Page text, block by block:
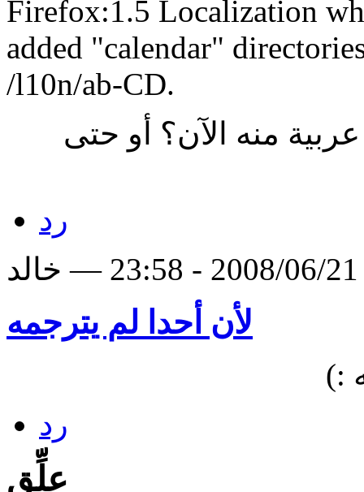
Firefox:1.5 Localization
added "calendar"
/l10n/ab-CD.
منه الآن؟ أو حتى
رد
لأن أحدا لم يترجمه
:)
رد
علِّق